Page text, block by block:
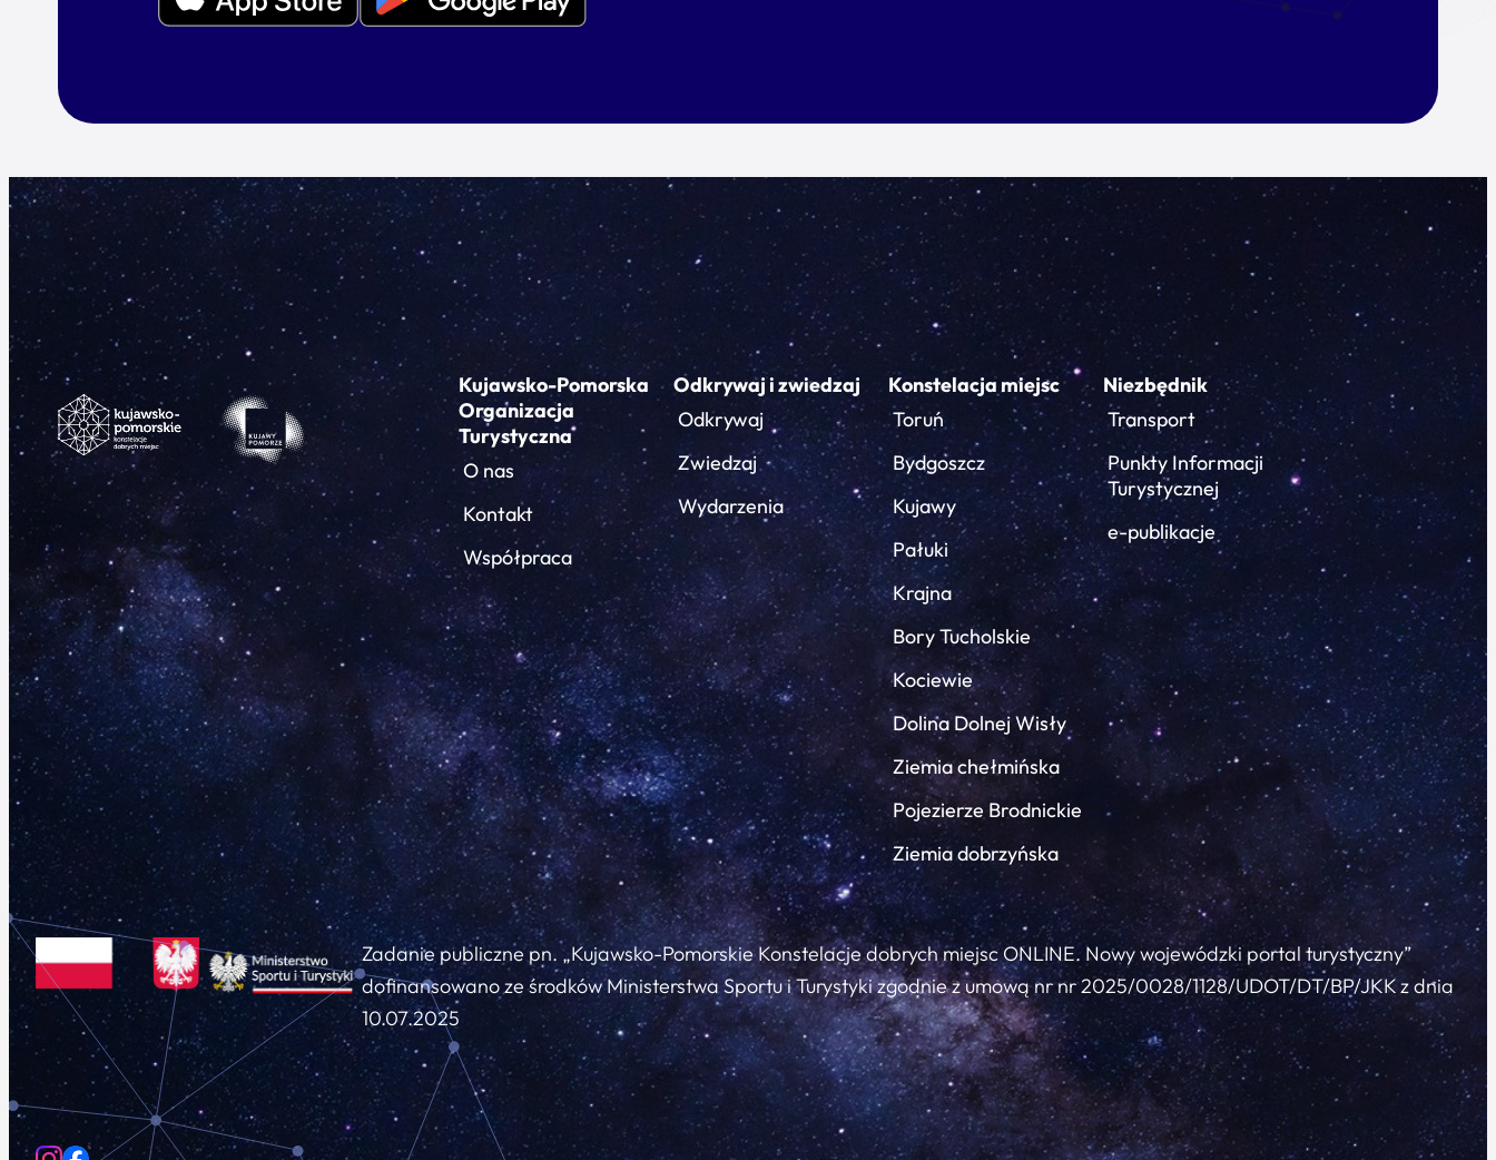
Kujawsko-Pomorska
Organizacja
Turystyczna
O nas
Kontakt
Współpraca
Odkrywaj i zwiedzaj
Odkrywaj
Zwiedzaj
Wydarzenia
Konstelacja miejsc
Toruń
Bydgoszcz
Kujawy
Pałuki
Krajna
Bory Tucholskie
Kociewie
Dolina Dolnej Wisły
Ziemia chełmińska
Pojezierze Brodnickie
Ziemia dobrzyńska
Niezbędnik
Transport
Punkty Informacji
Turystycznej
e-publikacje
Zadanie publiczne pn. „Kujawsko-Pomorskie Konstelacje dobrych miejsc ONLINE. Nowy wojewódzki portal turystyczny”
dofinansowano ze środków Ministerstwa Sportu i Turystyki zgodnie z umową nr nr 2025/0028/1128/UDOT/DT/BP/JKK z dnia
10.07.2025